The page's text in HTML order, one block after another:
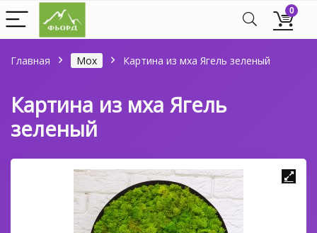
0
Главная Мох Картина из мха Ягель зеленый
Картина из мха Ягель
зеленый